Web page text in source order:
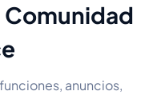
Comunidad
anuncios,